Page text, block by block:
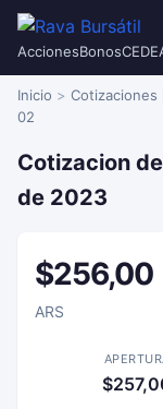
AccionesBonos
Inicio Cotizaciones
02
Cotizacion
de 2023
$256,00
ARS